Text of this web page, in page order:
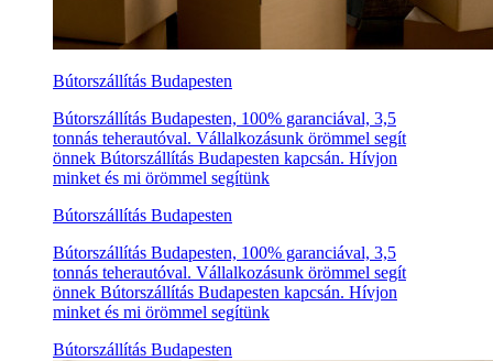
Bútorszállítás Budapesten
Bútorszállítás Budapesten, 100% garanciával, 3,5
tonnás teherautóval. Vállalkozásunk örömmel segít
önnek Bútorszállítás Budapesten kapcsán. Hívjon
minket és mi örömmel segítünk
Bútorszállítás Budapesten
Bútorszállítás Budapesten, 100% garanciával, 3,5
tonnás teherautóval. Vállalkozásunk örömmel segít
önnek Bútorszállítás Budapesten kapcsán. Hívjon
minket és mi örömmel segítünk
Bútorszállítás Budapesten